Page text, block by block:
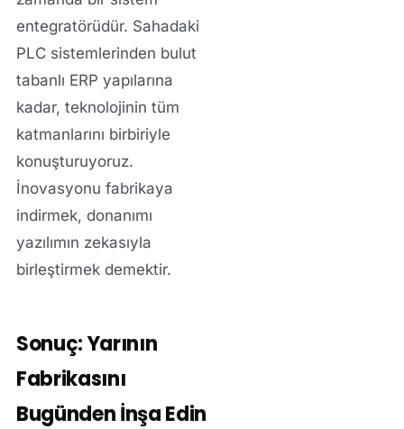
entegratörüdür. Sahadaki
PLC sistemlerinden bulut
tabanlı ERP yapılarına
kadar, teknolojinin tüm
katmanlarını birbiriyle
konuşturuyoruz.
İnovasyonu fabrikaya
indirmek, donanımı
yazılımın zekasıyla
birleştirmek demektir.
Sonuç: Yarının
Fabrikasını
Bugünden İnşa Edin